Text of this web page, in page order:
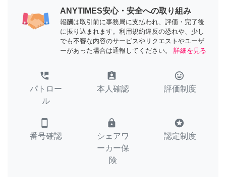
ANYTIMES安心・安全への取り組み
報酬は取引前に事務局に支払われ、評価・完了後
に振り込まれます。利用規約違反の恐れや、少し
でも不審な内容のサービスやリクエストやユーザ
ーがあった場合は通報してください。
詳細を見る
perm_phone_msg
パトロー
ル
assignment_ind
本人確認
tag_faces
評価制度
smartphone
番号確認
lock
シェアワ
ーカー保
険
stars
認定制度